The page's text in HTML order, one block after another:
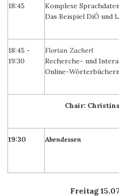
18:45
Komplexe
Das Beispiel DiÖ und
18:45 -
19:30
Florian Zacherl
Recherche- und
Online-
Chair:
19:30 Abendessen
Freitag